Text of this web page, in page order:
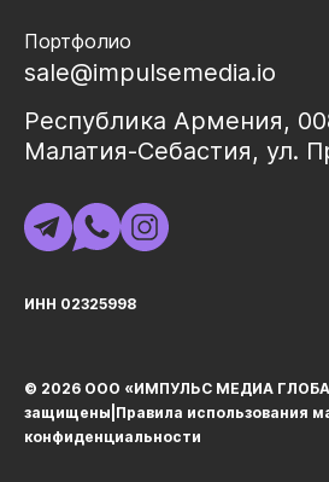
Портфолио
sale@impulsemedia.io
Республика Армения,
Малатия-Себастия, ул.
ИНН 02325998
© 2026 ООО «ИМПУЛЬС МЕДИА
защищеныㅤ|ㅤ Правила использования
конфиденциальности